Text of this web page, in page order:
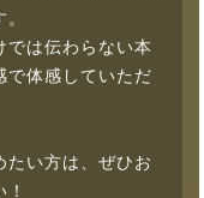
では伝わらない本
で体感していただ
たい方は、ぜひお